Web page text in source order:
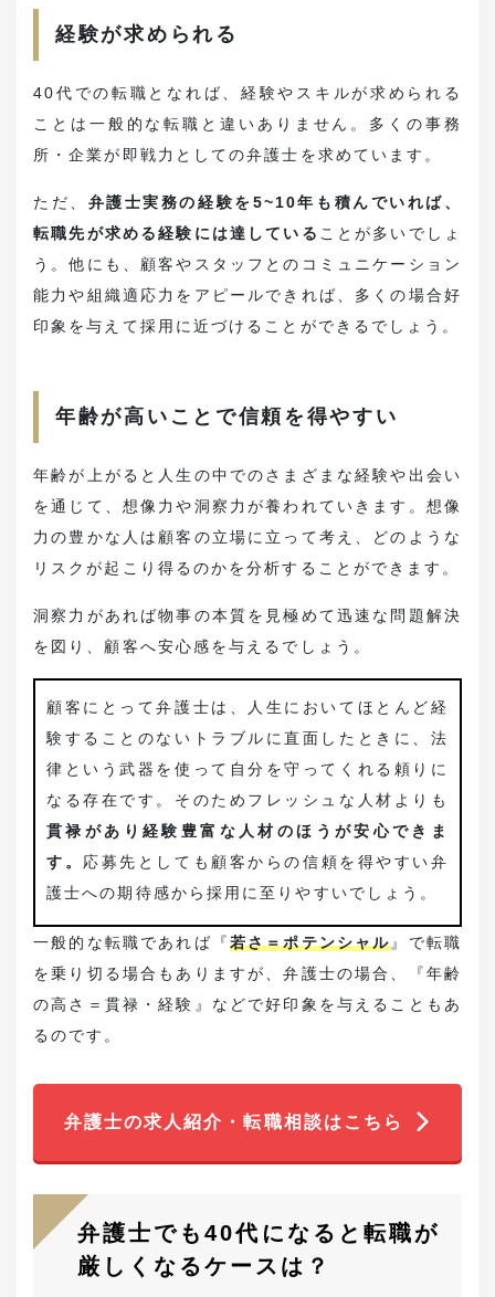
経験が求められる
40代での転職となれば、経験やスキルが求められる
ことは一般的な転職と違いありません。多くの事務
所・企業が即戦力としての弁護士を求めています。
ただ、 弁護士実務の経験を5~10年も積んでいれば、
転職先が求める経験には達している ことが多いでしょ
う。他にも、顧客やスタッフとのコミュニケーション
能力や組織適応力をアピールできれば、多くの場合好
印象を与えて採用に近づけることができるでしょう。
年齢が高いことで信頼を得やすい
年齢が上がると人生の中でのさまざまな経験や出会い
を通じて、想像力や洞察力が養われていきます。想像
力の豊かな人は顧客の立場に立って考え、どのような
リスクが起こり得るのかを分析することができます。
洞察力があれば物事の本質を見極めて迅速な問題解決
を図り、顧客へ安心感を与えるでしょう。
顧客にとって弁護士は、人生においてほとんど経
験することのないトラブルに直面したときに、法
律という武器を使って自分を守ってくれる頼りに
なる存在です。そのためフレッシュな人材よりも
貫禄があり経験豊富な人材のほうが安心できま
す。 応募先としても顧客からの信頼を得やすい弁
護士への期待感から採用に至りやすいでしょう。
一般的な転職であれば『若さ＝ポテンシャル』で転職
を乗り切る場合もありますが、弁護士の場合、『年齢
の高さ＝貫禄・経験』などで好印象を与えることもあ
るのです。
弁護士の求人紹介・転職相談はこちら
弁護士でも40代になると転職が
厳しくなるケースは？